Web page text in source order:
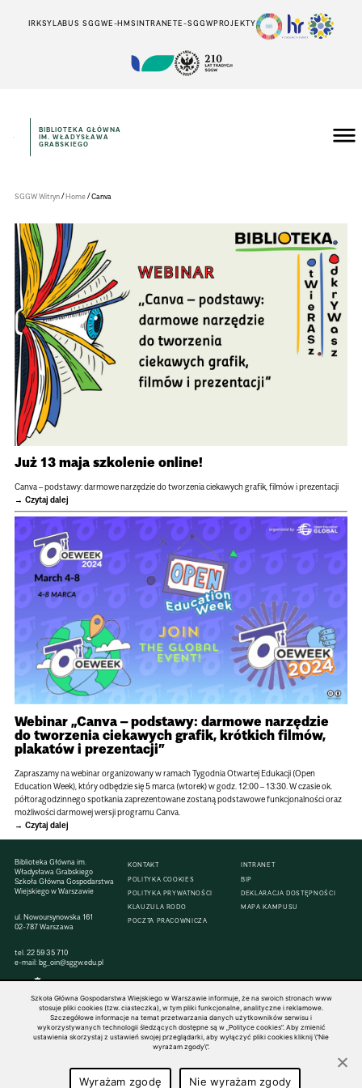
IRKSYLABUS SGGWE-HMSINTRANETE-SGGWPROJEKTY
Główna
w
BIBLIOTEKA GŁÓWNA
IM. WŁADYSŁAWA
GRABSKIEGO
SGGW Witryn/Home/Canva
Już 13 maja szkolenie online!
Canva – podstawy: darmowe narzędzie do tworzenia ciekawych grafik, filmów i prezentacji
Czytaj dalej
Webinar „Canva – podstawy: darmowe narzędzie
do tworzenia ciekawych grafik, krótkich filmów,
plakatów i prezentacji”
Zapraszamy na webinar organizowany w ramach Tygodnia Otwartej Edukacji (Open
Education Week), który odbędzie się 5 marca (wtorek) w godz. 12:00 – 13:30. W czasie ok.
półtoragodzinnego spotkania zaprezentowane zostaną podstawowe funkcjonalności oraz
możliwości darmowej wersji programu Canva.
Czytaj dalej
Biblioteka Główna im.
Władysława Grabskiego
Szkoła Główna Gospodarstwa
Wiejskiego w Warszawie
ul. Nowoursynowska 161
02-787 Warszawa
tel. 22 59 35 710
e-mail:bg_oin@sggw.edu.pl
KONTAKT
POLITYKA COOKIES
POLITYKA PRYWATNOŚCI
KLAUZULA RODO
POCZTA PRACOWNICZA
INTRANET
BIP
DEKLARACJA DOSTĘPNOŚCI
MAPA KAMPUSU
© 1816–2026 SGGW — ALL RIGHTS RESERVED
Szkoła Główna Gospodarstwa Wiejskiego w Warszawie informuje, że na swoich stronach www
stosuje pliki cookies (tzw. ciasteczka), w tym pliki funkcjonalne, analityczne i reklamowe.
Szczegółowe informacje na temat przetwarzania danych użytkowników serwisu i
wykorzystywanych technologii śledzących dostępne są w „Polityce cookies”. Aby zmienić
ustawienia skorzystaj z ustawień swojej przeglądarki, aby wyłączyć pliki cookies kliknij \"Nie
wyrażam zgody\".
Wyrażam zgodę Nie wyrażam zgody